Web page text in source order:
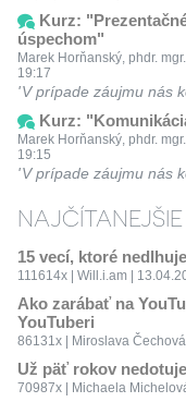
Kurz:
úspechom"
Marek Horňanský, phdr.
19:17
V prípade záujmu nás
Kurz:
Marek Horňanský, phdr.
19:15
V prípade záujmu nás
15 vecí, ktoré
111614x | Will.i.am |
Ako zarábať na
YouTuberi
86131x | Miroslava
Už päť rokov
70987x | Michaela